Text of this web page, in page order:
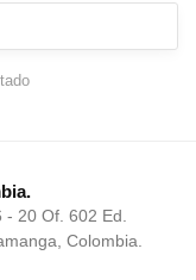
20 Of. 602 Ed.
Colombia.